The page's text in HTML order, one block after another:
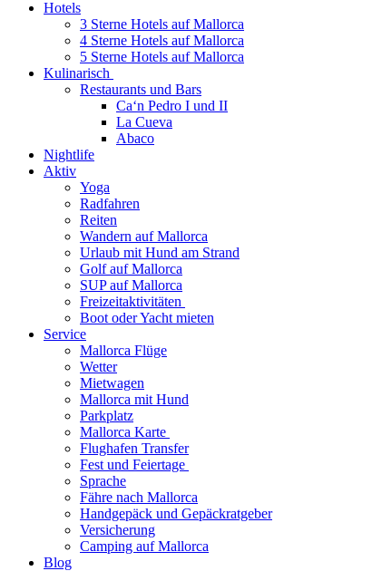
Hotels
3 Sterne Hotels auf Mallorca
4 Sterne Hotels auf Mallorca
5 Sterne Hotels auf Mallorca
Kulinarisch
Restaurants und Bars
Ca‘n Pedro I und II
La Cueva
Abaco
Nightlife
Aktiv
Yoga
Radfahren
Reiten
Wandern auf Mallorca
Urlaub mit Hund am Strand
Golf auf Mallorca
SUP auf Mallorca
Freizeitaktivitäten
Boot oder Yacht mieten
Service
Mallorca Flüge
Wetter
Mietwagen
Mallorca mit Hund
Parkplatz
Mallorca Karte
Flughafen Transfer
Fest und Feiertage
Sprache
Fähre nach Mallorca
Handgepäck und Gepäckratgeber
Versicherung
Camping auf Mallorca
Blog